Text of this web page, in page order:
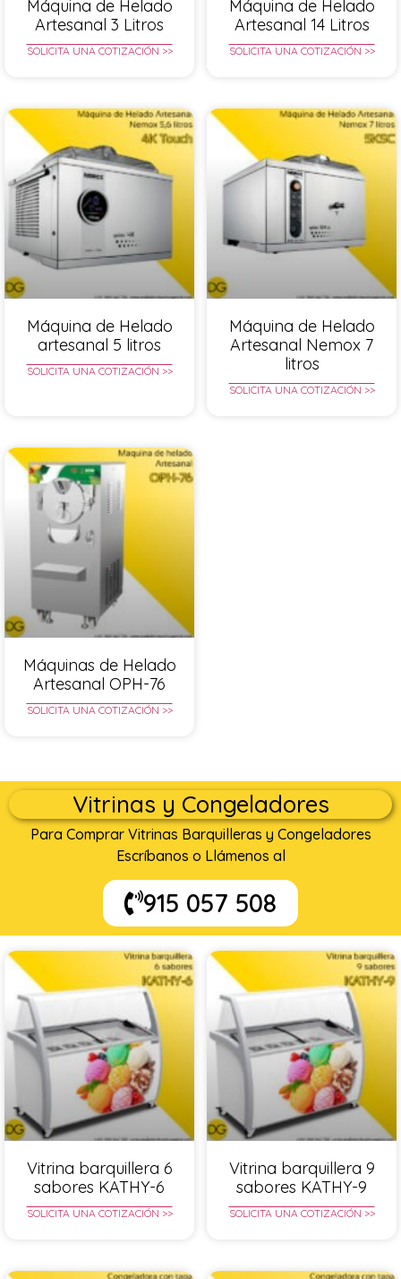
Máquina de Helado
Artesanal 3 Litros
SOLICITA UNA COTIZACIÓN >>
Máquina de Helado
Artesanal 14 Litros
SOLICITA UNA COTIZACIÓN >>
Máquina de Helado
artesanal 5 litros
SOLICITA UNA COTIZACIÓN >>
Máquina de Helado
Artesanal Nemox 7
litros
SOLICITA UNA COTIZACIÓN >>
Máquinas de Helado
Artesanal OPH-76
SOLICITA UNA COTIZACIÓN >>
Vitrinas y Congeladores
Para Comprar Vitrinas Barquilleras y Congeladores
Escríbanos o Llámenos al
915 057 508
Vitrina barquillera 6
sabores KATHY-6
SOLICITA UNA COTIZACIÓN >>
Vitrina barquillera 9
sabores KATHY-9
SOLICITA UNA COTIZACIÓN >>